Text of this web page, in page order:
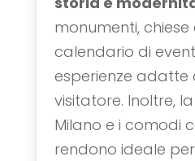
monumenti, chiese
calendario di
esperienze adatte
visitatore. Inoltre,
Milano e i comodi
rendono ideale